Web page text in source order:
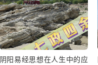
阴阳易经思想在人生中的应